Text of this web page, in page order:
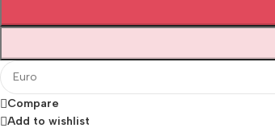
Compare
Add to wishlist